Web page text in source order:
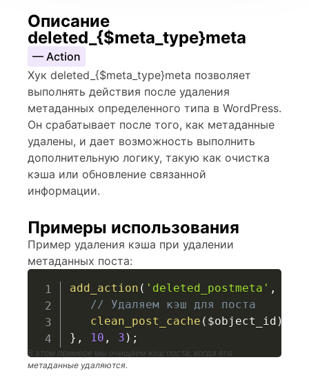
Описание
deleted_{$meta_type}meta
— Action
Хук deleted_{$meta_type}meta позволяет
выполнять действия после удаления
метаданных определенного типа в WordPress.
Он срабатывает после того, как метаданные
удалены, и дает возможность выполнить
дополнительную логику, такую как очистка
кэша или обновление связанной
информации.
Примеры использования
Пример удаления кэша при удалении
метаданных поста:
add_action ( 'deleted_postmeta' ,
// Удаляем кэш для поста
clean_post_cache ( $object_id )
} , 10 , 3 ) ;
В этом примере мы очищаем кэш поста, когда его
метаданные удаляются.